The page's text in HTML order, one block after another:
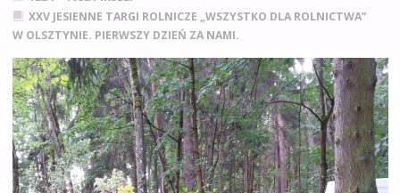
ROZMIAR
XXV JESIENNE TARGI ROLNICZE „WSZYSTKO DLA ROLNICTWA”
W OLSZTYNIE. PIERWSZY DZIEŃ ZA NAMI.